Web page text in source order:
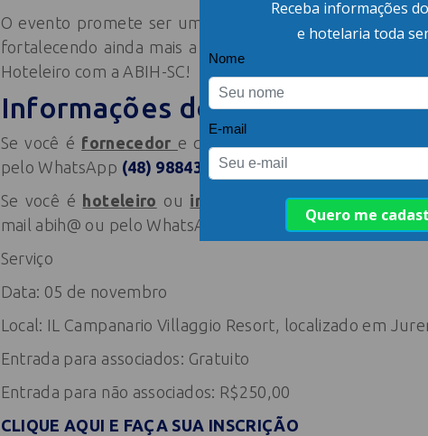
O evento promete ser um grande encontro de
fortalecendo ainda mais a hotelaria catarinense. Não
Hoteleiro com a ABIH-SC!
Informações do evento
Se você é fornecedor e quer participar do evento
pelo WhatsApp (48) 98843-7659 .
Se você é hoteleiro ou imprensa
e quer mais
mail abih@ ou pelo WhatsApp
(48) 98843-7711.
Serviço
Data: 05 de novembro
Local: IL Campanario Villaggio Resort, localizado em
Entrada para associados: Gratuito
Entrada para não associados: R$250,00
CLIQUE AQUI E FAÇA SUA INSCRIÇÃO